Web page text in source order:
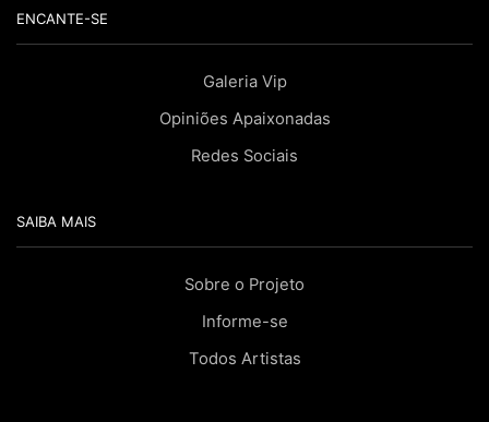
ENCANTE-SE
Galeria Vip
Opiniões Apaixonadas
Redes Sociais
SAIBA MAIS
Sobre o Projeto
Informe-se
Todos Artistas